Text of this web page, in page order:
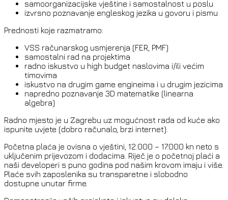
samoorganizacijske vještine i samostalnost u poslu
izvrsno poznavanje engleskog jezika u govoru i pismu
Prednosti koje razmatramo:
VSS računarskog usmjerenja (FER, PMF)
samostalni rad na projektima
radno iskustvo u high budget naslovima i/ili većim
timovima
iskustvo na drugim game engineima i u drugim jezicima
napredno poznavanje 3D matematike (linearna
algebra)
Radno mjesto je u Zagrebu uz mogućnost rada od kuće ako
ispunite uvjete (dobro računalo, brzi internet).
Početna plaća je ovisna o vještini, 12.000 – 17.000 kn neto s
uključenim prijevozom i dodacima. Riječ je o početnoj plaći a
naši developeri s puno godina pod našim krovom imaju i više.
Plaće svih zaposlenika su transparetne i slobodno
dostupne unutar firme.